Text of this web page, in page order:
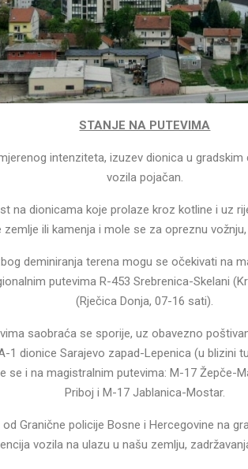
STANJE NA PUTEVIMA
intenziteta, izuzev dionica u
vozila pojačan.
na dionicama koje prolaze kroz kotline i uz
ili kamenja i mole se za opreznu
deminiranja terena mogu se očekivati na
putevima R-453 Srebrenica-Skelani
(Rječica Donja, 07-16 sati).
saobraća se sporije, uz obavezno
1 dionice Sarajevo zapad-Lepenica (u blizini
se i na magistralnim putevima: M-17 Žepče-
Priboj i M-17 Jablanica-Mostar.
Granične policije Bosne i Hercegovine na
vozila na ulazu u našu zemlju,